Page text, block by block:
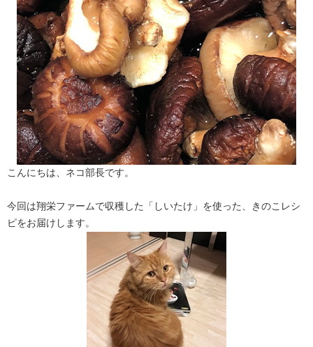
こんにちは、ネコ部長です。
今回は翔栄ファームで収穫した「しいたけ」を使った、きのこレシ
ピをお届けします。